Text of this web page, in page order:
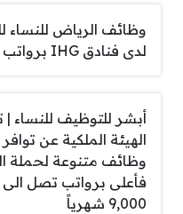
وظائف الرياض للنساء
لدى فنادق IHG برواتب عالية
أبشر للتوظيف للنساء |
الهيئة الملكية عن توافر
وظائف متنوعة لحملة
فأعلى برواتب تصل الى
9,000 شهرياً